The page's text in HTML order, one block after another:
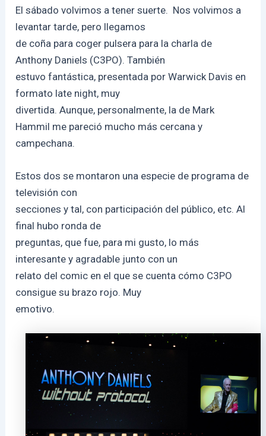
El sábado volvimos a tener suerte. Nos volvimos a
levantar tarde, pero llegamos
de coña para coger pulsera para la charla de
Anthony Daniels (C3PO). También
estuvo fantástica, presentada por Warwick Davis en
formato late night, muy
divertida. Aunque, personalmente, la de Mark
Hammil me pareció mucho más cercana y
campechana.
Estos dos se montaron una especie de programa de
televisión con
secciones y tal, con participación del público, etc. Al
final hubo ronda de
preguntas, que fue, para mi gusto, lo más
interesante y agradable junto con un
relato del comic en el que se cuenta cómo C3PO
consigue su brazo rojo. Muy
emotivo.